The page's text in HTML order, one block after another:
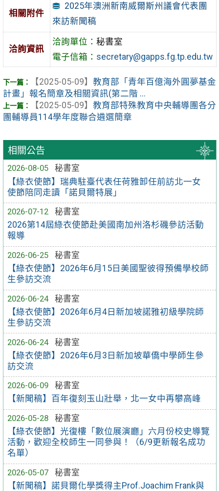
相關公告
2026-08-05
秘書室
【綠衣使節】瑞典駐臺代表任荷雅卸任前訪北一女
使節陪同走讀「諾貝爾特展」
2026-07-12
秘書室
2026第14屆綠衣使節赴美國南加州洛杉磯參訪活動
報導
2026-06-25
秘書室
【綠衣使節】2026年6月15日美國聖彼得預備學校師
生參訪交流
2026-06-24
秘書室
【綠衣使節】2026年6月4日新加坡諾雅初級學院師
生參訪交流
2026-06-24
秘書室
【綠衣使節】2026年6月3日新加坡華僑中學師生參
訪交流
2026-06-09
秘書室
【新聞稿】百年復刻玉山壯舉，北一女中再攀高峰
2026-05-28
秘書室
【綠衣使節】光復樓「數位展演廳」六月份校史導覽
活動，歡迎全校師生一同參與！（6/9更新報名成功
名單）
2026-05-07
秘書室
【新聞稿】諾貝爾化學獎得主Prof.Joachim Frank與
相關附件
2025年澳洲新南威爾斯州議會代表團
來訪新聞稿
洽詢資訊
洽詢單位： 秘書室
電子信箱： secretary@gapps.fg.tp.edu.tw
【2025-05-09】 教育部「青年百億海外圓夢基金
計畫」報名簡章及相關資訊(第二階 ...
【2025-05-09】 教育部特殊教育中央輔導團各分
團輔導員114學年度聯合遴選簡章